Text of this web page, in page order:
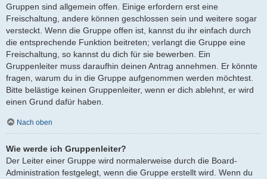
Gruppen sind allgemein offen. Einige erfordern erst eine
Freischaltung, andere können geschlossen sein und weitere sogar
versteckt. Wenn die Gruppe offen ist, kannst du ihr einfach durch
die entsprechende Funktion beitreten; verlangt die Gruppe eine
Freischaltung, so kannst du dich für sie bewerben. Ein
Gruppenleiter muss daraufhin deinen Antrag annehmen. Er könnte
fragen, warum du in die Gruppe aufgenommen werden möchtest.
Bitte belästige keinen Gruppenleiter, wenn er dich ablehnt, er wird
einen Grund dafür haben.
Nach oben
Wie werde ich Gruppenleiter?
Der Leiter einer Gruppe wird normalerweise durch die Board-
Administration festgelegt, wenn die Gruppe erstellt wird. Wenn du